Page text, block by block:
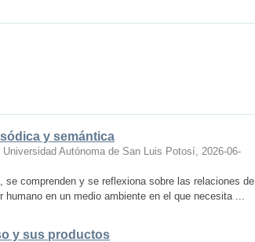
y semántica
Autónoma de San Luis Potosí, 2026-06-
comprenden y se reflexiona sobre las relaciones de
en un medio ambiente en el que necesita ...
y sus productos